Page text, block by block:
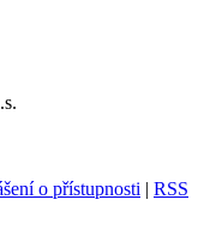
o přístupnosti | RSS